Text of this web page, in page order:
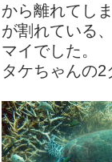
から離れてし
が割れている
マイでした。
タケちゃんの